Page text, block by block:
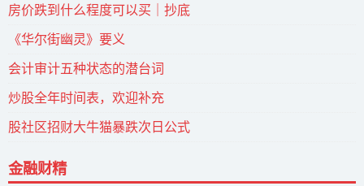
房价跌到什么程度可以买｜抄底
《华尔街幽灵》要义
会计审计五种状态的潜台词
炒股全年时间表，欢迎补充
股社区招财大牛猫暴跌次日公式
金融财精